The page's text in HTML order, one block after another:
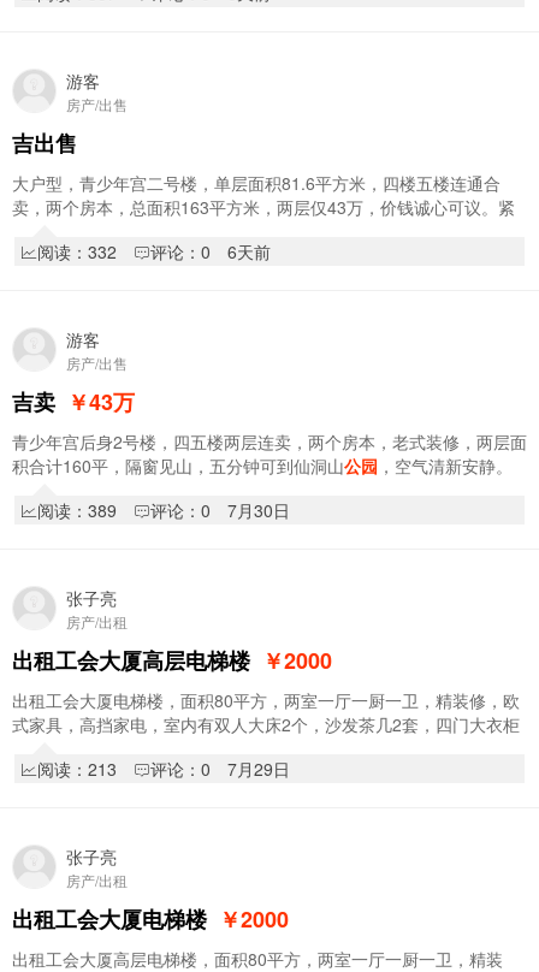
游客
房产/出售
吉出售
大户型，青少年宫二号楼，单层面积81.6平方米，四楼五楼连通合
卖，两个房本，总面积163平方米，两层仅43万，价钱诚心可议。紧
阅读：332
评论：0 6天前
游客
房产/出售
吉卖 ￥43万
青少年宫后身2号楼，四五楼两层连卖，两个房本，老式装修，两层面
积合计160平，隔窗见山，五分钟可到仙洞山公园 ，空气清新安静。
阅读：389
评论：0 7月30日
张子亮
房产/出租
出租工会大厦高层电梯楼 ￥2000
出租工会大厦电梯楼，面积80平方，两室一厅一厨一卫，精装修，欧
式家具，高挡家电，室内有双人大床2个，沙发茶几2套，四门大衣柜
阅读：213
评论：0 7月29日
张子亮
房产/出租
出租工会大厦电梯楼 ￥2000
出租工会大厦高层电梯楼，面积80平方，两室一厅一厨一卫，精装